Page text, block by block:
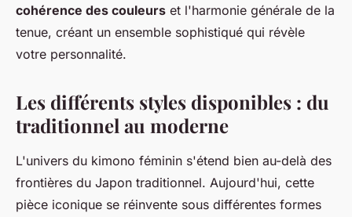
cohérence des couleurs et l'harmonie générale de la
tenue, créant un ensemble sophistiqué qui révèle
votre personnalité.
Les différents styles disponibles : du
traditionnel au moderne
L'univers du kimono féminin s'étend bien au-delà des
frontières du Japon traditionnel. Aujourd'hui, cette
pièce iconique se réinvente sous différentes formes